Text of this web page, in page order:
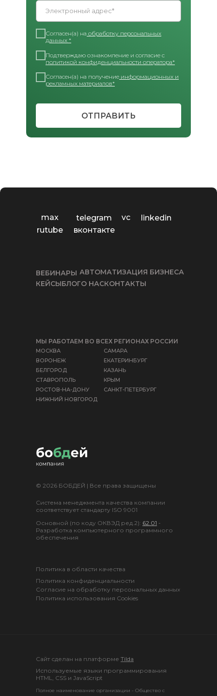
Электронный адрес*
Согласен(а) на обработку персональных
данных *
Подтверждаю ознакомление и согласие с
политикой конфиденциальности оператора*
Согласен(а) на получение информационных и
рекламных материалов*
ОТПРАВИТЬ
ВЕБИНАРЫ АВТОМАТИЗАЦИЯ БИЗНЕСА
КЕЙСЫБЛОГО НАСКОНТАКТЫ
max telegram vc
linkedin
rutube
вконтакте
© 2026 БОБДЕЙ | Все права защищены
Основной (по коду ОКВЭД ред.2): 62.01 -
Разработка компьютерного программного
обеспечения
Система менеджмента качества компании
соответствует стандарту ISO 9001
Полное наименование организации - Общество с
Cайт сделан на платформе Tilda
Используемые языки программирования
HTML, CSS и JavaScript
МЫ РАБОТАЕМ ВО ВСЕХ РЕГИОНАХ РОССИИ
МОСКВА
САМАРА
ВОРОНЕЖ
ЕКАТЕРИНБУРГ
БЕЛГОРОД
КАЗАНЬ
СТАВРОПОЛЬ
КРЫМ
РОСТОВ-НА-ДОНУ
САНКТ-ПЕТЕРБУРГ
НИЖНИЙ НОВГОРОД
Политика в области качества
Политика конфиденциальности
Согласие на обработку персональных данных
Политика использования Cookies